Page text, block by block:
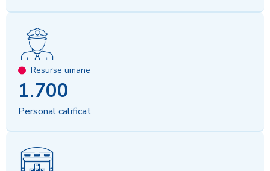
Resurse umane
1.700
Personal calificat